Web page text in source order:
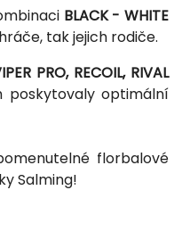
BLACK - WHITE
tak jejich rodiče.
PRO, RECOIL, RIVAL
poskytovaly optimální
florbalové
Salming!